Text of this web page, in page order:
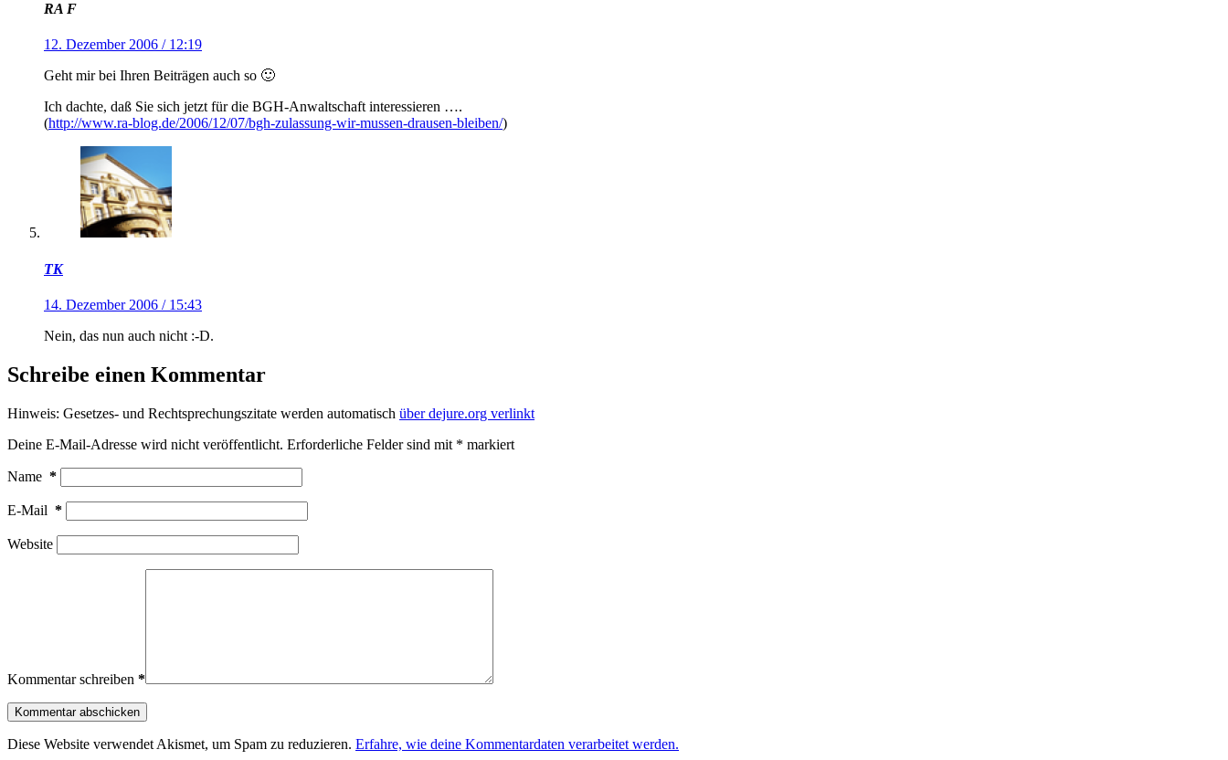
RA F
12. Dezember 2006 / 12:19
Geht mir bei Ihren Beiträgen auch so 🙂
Ich dachte, daß Sie sich jetzt für die BGH-Anwaltschaft interessieren ….
(http://www.ra-blog.de/2006/12/07/bgh-zulassung-wir-mussen-drausen-bleiben/)
TK
14. Dezember 2006 / 15:43
Nein, das nun auch nicht :-D.
Schreibe einen Kommentar
Hinweis: Gesetzes- und Rechtsprechungszitate werden automatisch über dejure.org verlinkt
Deine E-Mail-Adresse wird nicht veröffentlicht. Erforderliche Felder sind mit * markiert
Name *
E-Mail *
Website
Kommentar schreiben *
Kommentar abschicken
Diese Website verwendet Akismet, um Spam zu reduzieren. Erfahre, wie deine Kommentardaten verarbeitet werden.